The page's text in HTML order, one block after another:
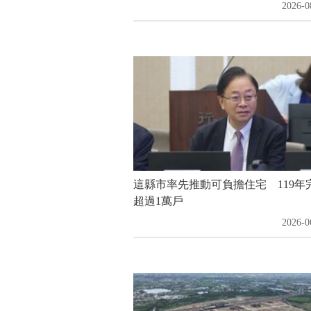
2026-
這縣市率先推動可負擔住宅 119年
超過1萬戶
2026-